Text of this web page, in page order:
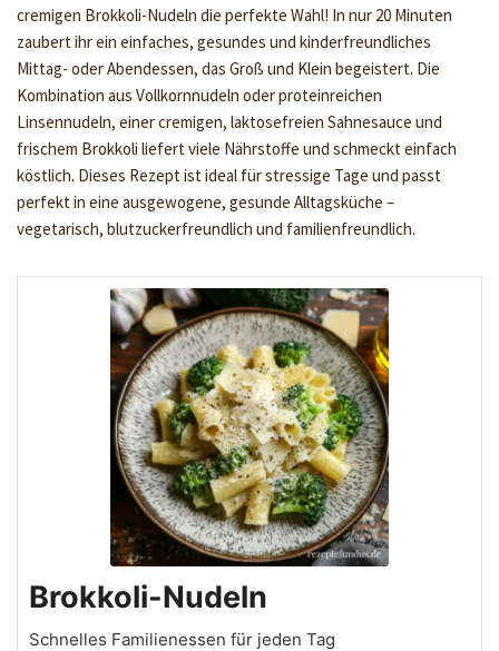
cremigen Brokkoli-Nudeln die perfekte Wahl! In nur 20 Minuten
zaubert ihr ein einfaches, gesundes und kinderfreundliches
Mittag- oder Abendessen, das Groß und Klein begeistert. Die
Kombination aus Vollkornnudeln oder proteinreichen
Linsennudeln, einer cremigen, laktosefreien Sahnesauce und
frischem Brokkoli liefert viele Nährstoffe und schmeckt einfach
köstlich. Dieses Rezept ist ideal für stressige Tage und passt
perfekt in eine ausgewogene, gesunde Alltagsküche –
vegetarisch, blutzuckerfreundlich und familienfreundlich.
Brokkoli-Nudeln
Schnelles Familienessen für jeden Tag